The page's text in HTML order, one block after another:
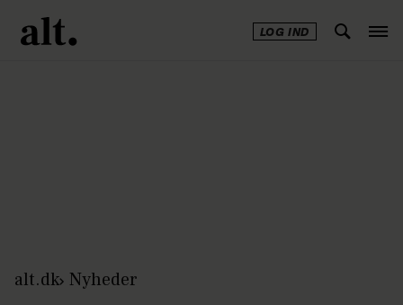
LOG IND
alt.dk Nyheder